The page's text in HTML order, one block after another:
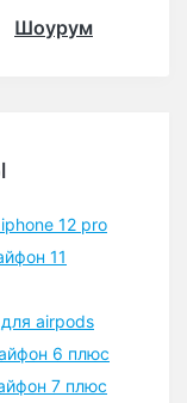
Шоурум
12 pro
11
airpods
6 плюс
7 плюс